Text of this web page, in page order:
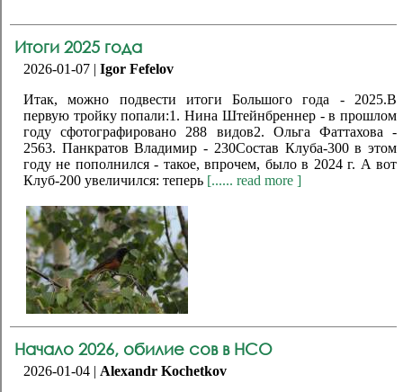
Итоги 2025 года
2026-01-07 | Igor Fefelov
Итак, можно подвести итоги Большого года - 2025.В
первую тройку попали:1. Нина Штейнбреннер - в прошлом
году сфотографировано 288 видов2. Ольга Фаттахова -
2563. Панкратов Владимир - 230Состав Клуба-300 в этом
году не пополнился - такое, впрочем, было в 2024 г. А вот
Клуб-200 увеличился: теперь [...... read more ]
Начало 2026, обилие сов в НСО
2026-01-04 | Alexandr Kochetkov